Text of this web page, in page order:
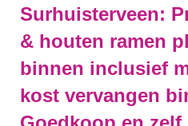
Surhuisterveen:
& houten ramen
binnen inclusief
kost vervangen